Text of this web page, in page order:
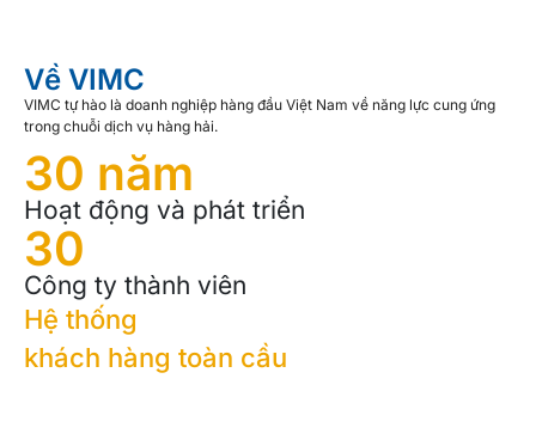
Về VIMC
VIMC tự hào là doanh nghiệp hàng đầu Việt Nam về năng lực cung ứng
trong chuỗi dịch vụ hàng hải.
Hoạt động và phát triển
30 năm
Công ty thành viên
30
Hệ thống
khách hàng toàn cầu